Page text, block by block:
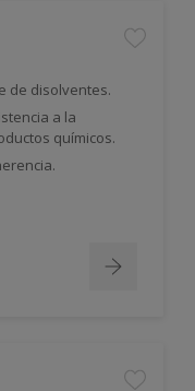
de disolventes.
a la
químicos.